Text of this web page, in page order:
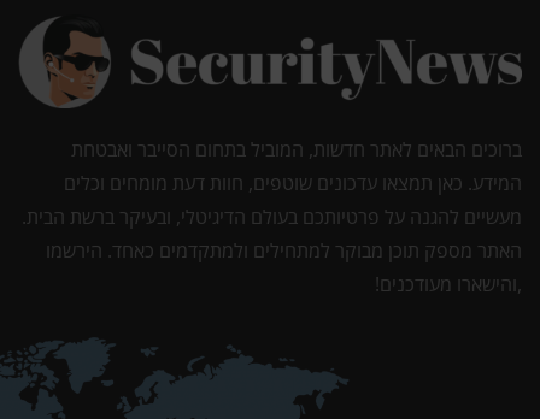
ברוכים הבאים לאתר חדשות, המוביל בתחום הסייבר ואבטחת
המידע. כאן תמצאו עדכונים שוטפים, חוות דעת מומחים וכלים
מעשיים להגנה על פרטיותכם בעולם הדיגיטלי, ובעיקר ברשת הבית.
האתר מספק תוכן מבוקר למתחילים ולמתקדמים כאחד. הירשמו
,והישארו מעודכנים!